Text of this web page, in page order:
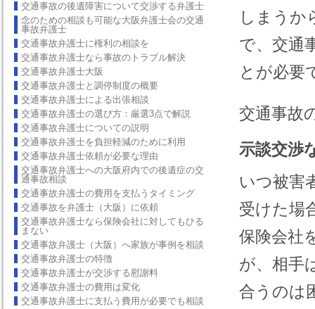
交通事故の後遺障害について交渉する弁護士
念のための相談も可能な大阪弁護士会の交通
事故弁護士
交通事故弁護士に権利の相談を
交通事故弁護士なら事故のトラブル解決
交通事故弁護士大阪
交通事故弁護士と調停制度の概要
交通事故弁護士による出張相談
交通事故弁護士の選び方：厳選3点で解説
交通事故弁護士についての説明
交通事故弁護士を負担軽減のために利用
交通事故弁護士依頼が必要な理由
交通事故弁護士への大阪府内での後遺症の交
通事故相談
交通事故弁護士の費用を支払うタイミング
交通事故を弁護士（大阪）に依頼
交通事故弁護士なら保険会社に対してもひる
まない
交通事故弁護士（大阪）へ家族が事例を相談
交通事故弁護士の特徴
交通事故弁護士が交渉する慰謝料
交通事故弁護士の費用は変化
交通事故弁護士に支払う費用が必要でも相談
しまうか
で、交通
とが必要
交通事故
示談交渉
いつ被害
受けた場
保険会社
が、相手
合うのは